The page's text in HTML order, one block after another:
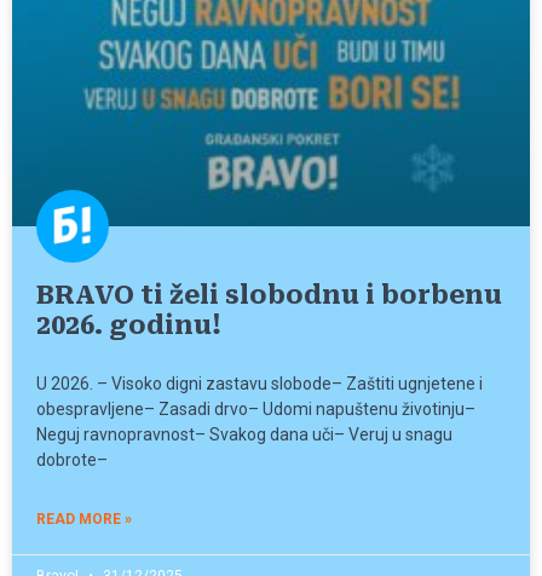
BRAVO ti želi slobodnu i borbenu
2026. godinu!
U 2026. – Visoko digni zastavu slobode– Zaštiti ugnjetene i
obespravljene– Zasadi drvo– Udomi napuštenu životinju–
Neguj ravnopravnost– Svakog dana uči– Veruj u snagu
dobrote–
READ MORE »